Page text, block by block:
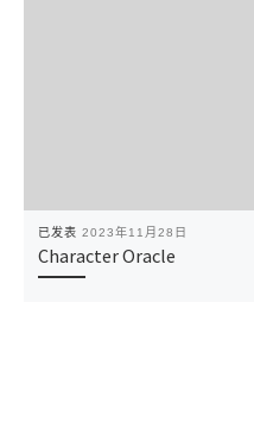
已发表 2023年11月28日
Character Oracle